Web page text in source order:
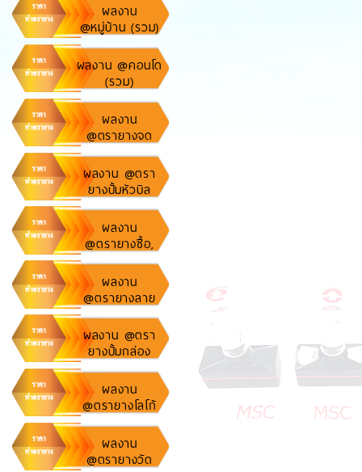
ผลงาน
@หมู่บ้าน (รวม)
ผลงาน @คอนโด
(รวม)
ผลงาน
@ตรายางจด
ทะเบียนบริษัท,
ห้างหุ้นส่วน
ผลงาน @ตรา
ยางปั้มหัวบิล
ผลงาน
@ตรายางชื้อ,
ชื้อ+ตำแหน่ง
ผลงาน
@ตรายางลาย
เซ็นต์
ผลงาน @ตรา
ยางปั้มกล่อง
พัสดุ,ไปรษณีย์,
เคอรี่
ผลงาน
@ตรายางโลโก้
บริษัท, ร้านค้า
ผลงาน
@ตรายางวัด